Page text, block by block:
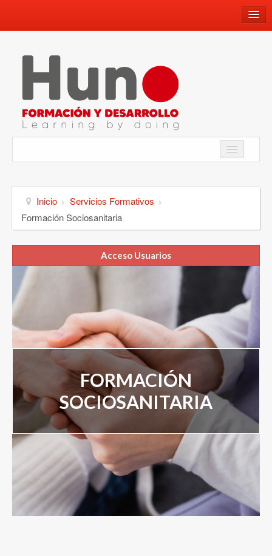
info@hunoformacionydesarrollo.com
Youtube
WhatsApp
Academia
Servicios Formativos
Alquiler de aulas
Nuestro Equipo
Blog
Inicio
Servicios Formativos
Formación Sociosanitaria
Acceso Usuarios
FORMACIÓN
SOCIOSANITARIA